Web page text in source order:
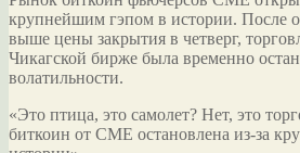
крупнейшим гэпом в истории. После
выше цены закрытия в четверг,
Чикагской бирже была временно
волатильности.
«Это птица, это самолет? Нет, это
биткоин от CME остановлена из-за